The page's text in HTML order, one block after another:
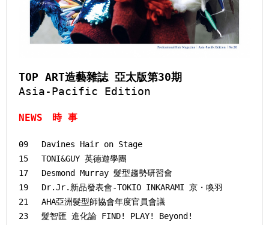
TOP ART造藝雜誌 亞太版第30期
Asia-Pacific Edition
NEWS 時 事
09 Davines Hair on Stage
15 TONI&GUY 英德遊學團
17 Desmond Murray 髮型趨勢研習會
19 Dr.Jr.新品發表會-TOKIO INKARAMI 京・喚羽
21 AHA亞洲髮型師協會年度官員會議
23 髮智匯 進化論 FIND! PLAY! Beyond!